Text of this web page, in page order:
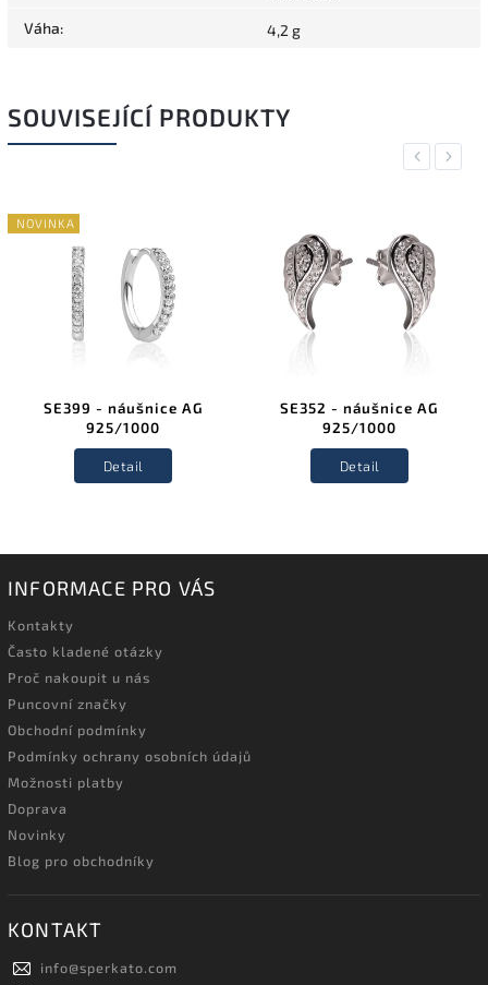
Váha: 4,2 g
SOUVISEJÍCÍ PRODUKTY
Previous
NOVINKA
SE399 - náušnice AG
925/1000
Detail
SE352 - náušnice AG
925/1000
Detail
Next
INFORMACE PRO VÁS
Kontakty
Často kladené otázky
Proč nakoupit u nás
Puncovní značky
Obchodní podmínky
Podmínky ochrany osobních údajů
Možnosti platby
Doprava
Novinky
Blog pro obchodníky
KONTAKT
info@sperkato.com